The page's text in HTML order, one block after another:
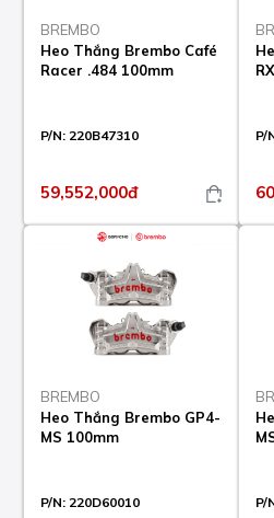
BREMBO
Heo Thắng Brembo Café
Racer .484 100mm
P/N: 220B47310
59,552,000đ
P/
BREMBO
Heo Thắng Brembo GP4-
MS 100mm
P/N: 220D60010 P/